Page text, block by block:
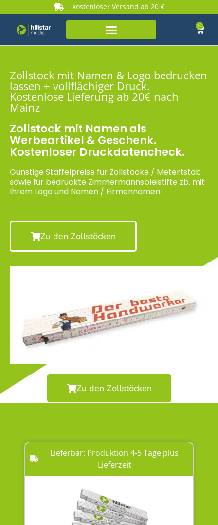
kostenloser Versand ab 20 €
0
Zollstock mit Namen & Logo bedrucken
lassen + vollflächiger Druck.
Kostenlose Lieferung ab 20€ nach
Mainz
Zollstock mit Namen als
Werbeartikel & Geschenk.
Kostenloser Druckdatencheck.
Günstige Staffelpreise für Zollstöcke / Metertstab
sowie für bedruckte Zimmermannsbleistifte zb. mit
Ihrem Logo und Namen / Firmennamen.
Zu den Zollstöcken
Zu den Zollstöcken
Lieferbar: Produktion 4-5 Tage plus
Lieferzeit